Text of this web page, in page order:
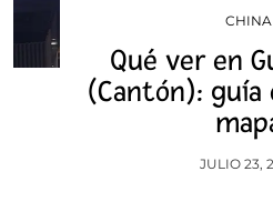
CHINA
Qué ver en
(Cantón):
JULIO 23,